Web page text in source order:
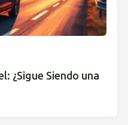
¿Sigue Siendo una